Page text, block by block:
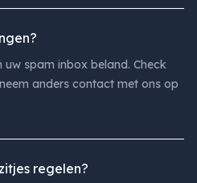
spam inbox beland. Check
anders contact met ons op
regelen?